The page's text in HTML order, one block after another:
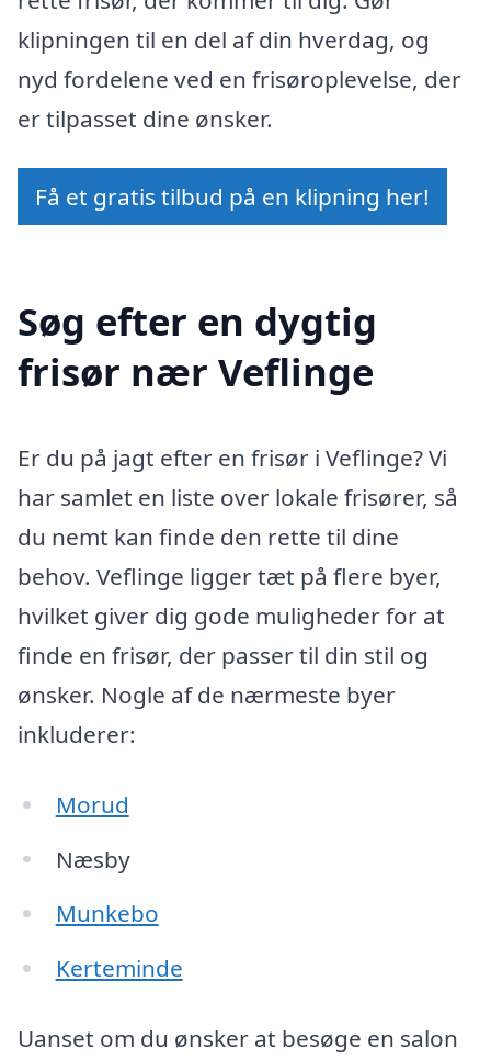
klipningen til en del af din hverdag, og
nyd fordelene ved en frisøroplevelse, der
er tilpasset dine ønsker.
Få et gratis tilbud på en klipning her!
Søg efter en dygtig
frisør nær Veflinge
Er du på jagt efter en frisør i Veflinge? Vi
har samlet en liste over lokale frisører, så
du nemt kan finde den rette til dine
behov. Veflinge ligger tæt på flere byer,
hvilket giver dig gode muligheder for at
finde en frisør, der passer til din stil og
ønsker. Nogle af de nærmeste byer
inkluderer:
Morud
Næsby
Munkebo
Kerteminde
Uanset om du ønsker at besøge en salon